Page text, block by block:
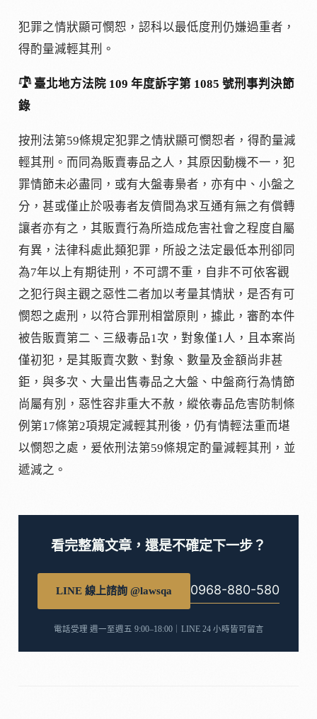
犯罪之情狀顯可憫恕，認科以最低度刑仍嫌過重者，
得酌量減輕其刑。
𓍝 臺北地方法院 109 年度訴字第 1085 號刑事判決節
錄
按刑法第59條規定犯罪之情狀顯可憫恕者，得酌量減
輕其刑。而同為販賣毒品之人，其原因動機不一，犯
罪情節未必盡同，或有大盤毒梟者，亦有中、小盤之
分，甚或僅止於吸毒者友儕間為求互通有無之有償轉
讓者亦有之，其販賣行為所造成危害社會之程度自屬
有異，法律科處此類犯罪，所設之法定最低本刑卻同
為7年以上有期徒刑，不可謂不重，自非不可依客觀
之犯行與主觀之惡性二者加以考量其情狀，是否有可
憫恕之處刑，以符合罪刑相當原則，據此，審酌本件
被告販賣第二、三級毒品1次，對象僅1人，且本案尚
僅初犯，是其販賣次數、對象、數量及金額尚非甚
鉅，與多次、大量出售毒品之大盤、中盤商行為情節
尚屬有別，惡性容非重大不赦，縱依毒品危害防制條
例第17條第2項規定減輕其刑後，仍有情輕法重而堪
以憫恕之處，爰依刑法第59條規定酌量減輕其刑，並
遞減之。
看完整篇文章，還是不確定下一步？
LINE 線上諮詢 @lawsqa 0968-880-580
電話受理 週一至週五 9:00–18:00｜LINE 24 小時皆可留言